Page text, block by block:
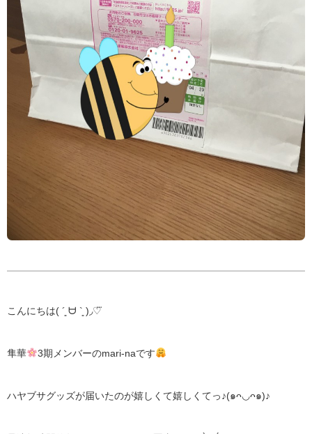
こんにちは( ´͈ ᗨ `͈ )◞♡⃛
隼華 3期メンバーのmari-naです
ハヤブサグッズが届いたのが嬉しくて嬉しくてっ♪(๑ᴖ◡ᴖ๑)♪